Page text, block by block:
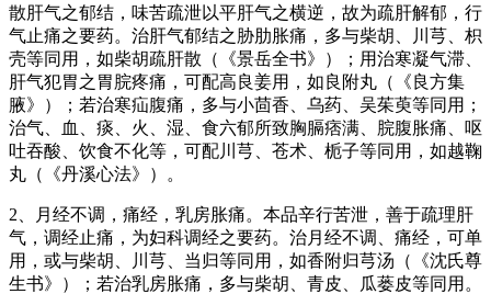
散肝气之郁结，味苦疏泄以平肝气之横逆，故为疏肝解郁，行
气止痛之要药。治肝气郁结之胁肋胀痛，多与柴胡、川芎、枳
壳等同用，如柴胡疏肝散（《景岳全书》）；用治寒凝气滞、
肝气犯胃之胃脘疼痛，可配高良姜用，如良附丸（《良方集
腋》）；若治寒疝腹痛，多与小茴香、乌药、吴茱萸等同用；
治气、血、痰、火、湿、食六郁所致胸膈痞满、脘腹胀痛、呕
吐吞酸、饮食不化等，可配川芎、苍术、栀子等同用，如越鞠
丸（《丹溪心法》）。
2、月经不调，痛经，乳房胀痛。本品辛行苦泄，善于疏理肝
气，调经止痛，为妇科调经之要药。治月经不调、痛经，可单
用，或与柴胡、川芎、当归等同用，如香附归芎汤（《沈氏尊
生书》）；若治乳房胀痛，多与柴胡、青皮、瓜蒌皮等同用。